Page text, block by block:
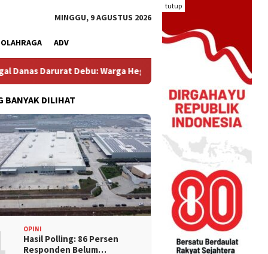
tutup
MINGGU, 9 AGUSTUS 2026
OLAHRAGA ADV
Warga Hegarmukti Protes Ceceran Material dari Truk Molen
BANYAK DILIHAT
OPINI
Hasil Polling: 86 Persen
Responden Belum…